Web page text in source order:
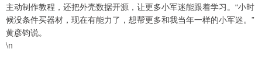
主动制作教程，还把外壳数据开源，让更多小军迷能跟着学习。“小时
候没条件买器材，现在有能力了，想帮更多和我当年一样的小军迷。”
黄彦钧说。
\n